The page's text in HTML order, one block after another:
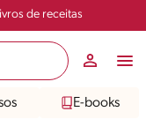
de receitas
E-books